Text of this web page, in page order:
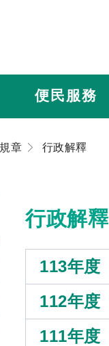
便民服務
章 行政解釋
行政解釋
113年度
112年度
111年度